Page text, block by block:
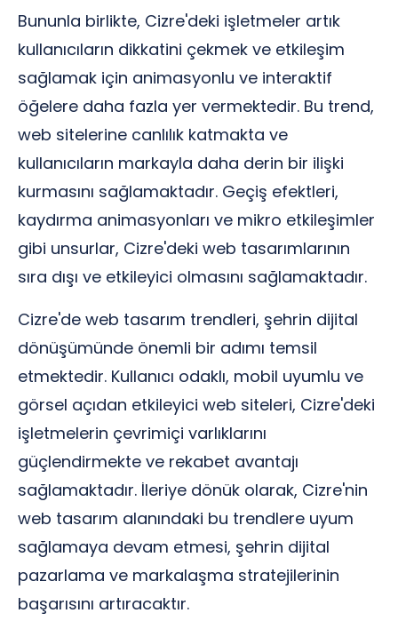
Bununla birlikte, Cizre'deki işletmeler artık
kullanıcıların dikkatini çekmek ve etkileşim
sağlamak için animasyonlu ve interaktif
öğelere daha fazla yer vermektedir. Bu trend,
web sitelerine canlılık katmakta ve
kullanıcıların markayla daha derin bir ilişki
kurmasını sağlamaktadır. Geçiş efektleri,
kaydırma animasyonları ve mikro etkileşimler
gibi unsurlar, Cizre'deki web tasarımlarının
sıra dışı ve etkileyici olmasını sağlamaktadır.
Cizre'de web tasarım trendleri, şehrin dijital
dönüşümünde önemli bir adımı temsil
etmektedir. Kullanıcı odaklı, mobil uyumlu ve
görsel açıdan etkileyici web siteleri, Cizre'deki
işletmelerin çevrimiçi varlıklarını
güçlendirmekte ve rekabet avantajı
sağlamaktadır. İleriye dönük olarak, Cizre'nin
web tasarım alanındaki bu trendlere uyum
sağlamaya devam etmesi, şehrin dijital
pazarlama ve markalaşma stratejilerinin
başarısını artıracaktır.